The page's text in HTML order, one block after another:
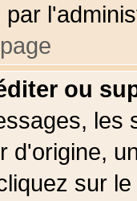
ou
les
d'origine,
sur